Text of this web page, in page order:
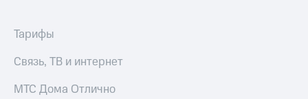
Тарифы
Связь, ТВ и интернет
МТС Дома Отлично